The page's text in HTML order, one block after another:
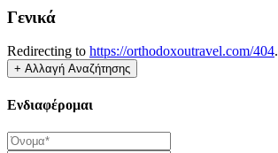
Γενικά
Redirecting to https://orthodoxoutravel.com/404.
Ενδιαφέρομαι